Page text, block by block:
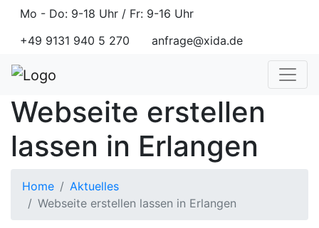
Mo - Do: 9-18 Uhr / Fr: 9-16 Uhr
+49 9131 940 5 270
anfrage@xida.de
Webseite erstellen
lassen in Erlangen
Home
Aktuelles
Webseite erstellen lassen in Erlangen